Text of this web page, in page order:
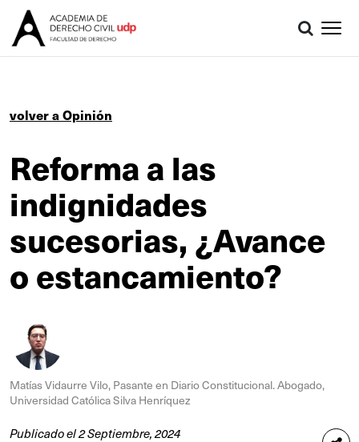
volver a Opinión
Reforma a las
indignidades
sucesorias, ¿Avance
o estancamiento?
Matías Vidaurre Vilo, Pasante en Diario Constitucional. Abogado,
Universidad Católica Silva Henríquez
Publicado el 2 Septiembre, 2024